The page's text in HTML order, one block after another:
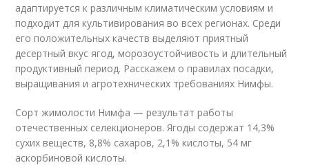
адаптируется к различным климатическим условиям и
подходит для культивирования во всех регионах. Среди
его положительных качеств выделяют приятный
десертный вкус ягод, морозоустойчивость и длительный
продуктивный период. Расскажем о правилах посадки,
выращивания и агротехнических требованиях Нимфы.
Сорт жимолости Нимфа — результат работы
отечественных селекционеров. Ягоды содержат 14,3%
сухих веществ, 8,8% сахаров, 2,1% кислоты, 54 мг
аскорбиновой кислоты.